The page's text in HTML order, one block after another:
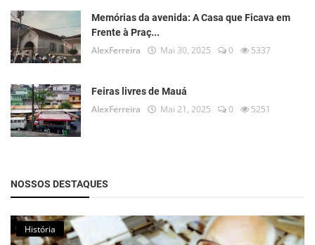
Memórias da avenida: A Casa que Ficava em
Frente à Praç...
AlexFerreira Mai 30, 2025 0 5337
Feiras livres de Mauá
AlexFerreira Mai 21, 2025 0 5251
NOSSOS DESTAQUES
História